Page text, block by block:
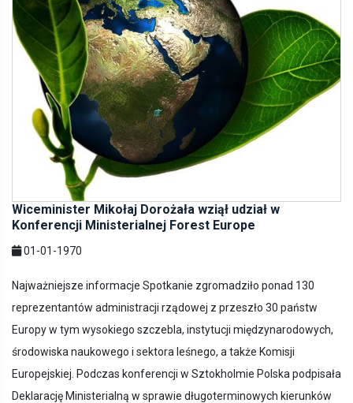
Wiceminister Mikołaj Dorożała wziął udział w
Konferencji Ministerialnej Forest Europe
01-01-1970
Najważniejsze informacje Spotkanie zgromadziło ponad 130
reprezentantów administracji rządowej z przeszło 30 państw
Europy w tym wysokiego szczebla, instytucji międzynarodowych,
środowiska naukowego i sektora leśnego, a także Komisji
Europejskiej. Podczas konferencji w Sztokholmie Polska podpisała
Deklarację Ministerialną w sprawie długoterminowych kierunków